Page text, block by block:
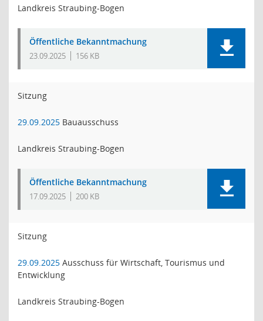
Landkreis Straubing-Bogen
Öffentliche Bekanntmachung
23.09.2025 156 KB
Sitzung
29.09.2025 Bauausschuss
Landkreis Straubing-Bogen
Öffentliche Bekanntmachung
17.09.2025 200 KB
Sitzung
29.09.2025 Ausschuss für Wirtschaft, Tourismus und
Entwicklung
Landkreis Straubing-Bogen